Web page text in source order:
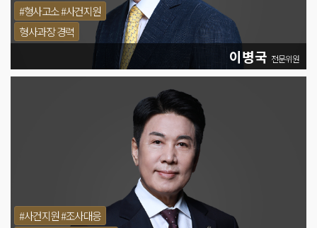
#형사고소 #사건지원
형사과장 경력
이병국 전문위원
#사건지원 #조사대응